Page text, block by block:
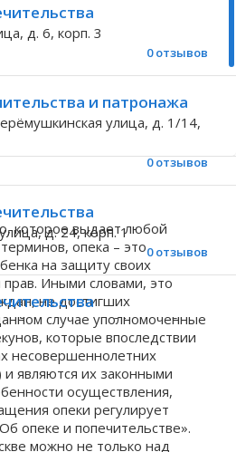
область
д. 6, корп. 3
0 отзывов
и патронажа
улица, д. 1/14,
0 отзывов
д. 24, корп. 1
0 отзывов
проспект, д. 64, корп. 2
11 отзывов
и патронажа
проспект, д. 86, корп. 2
0 отзывов
которое выдает любой
опека – это
на защиту своих
Иными словами, это
не достигших
случае уполномоченные
которые впоследствии
несовершеннолетних
являются их законными
осуществления,
опеки регулирует
опеке и попечительстве».
можно не только над